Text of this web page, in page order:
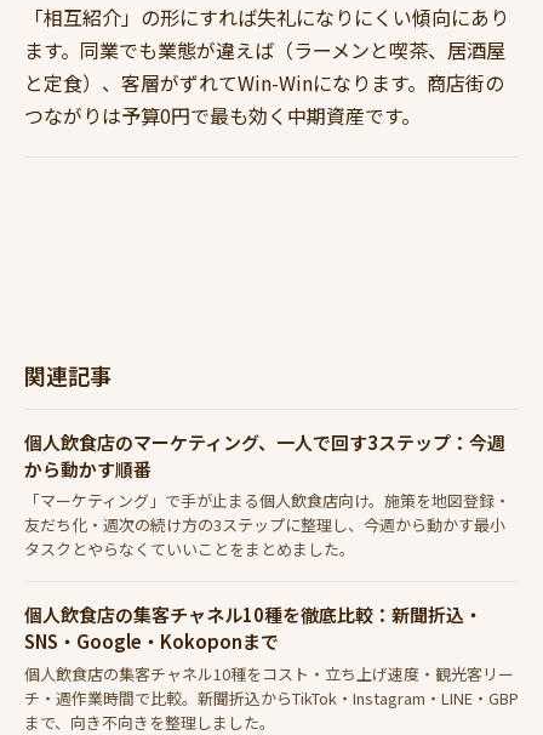
「相互紹介」の形にすれば失礼になりにくい傾向にあり
ます。同業でも業態が違えば（ラーメンと喫茶、居酒屋
と定食）、客層がずれてWin-Winになります。商店街の
つながりは予算0円で最も効く中期資産です。
関連記事
個人飲食店のマーケティング、一人で回す3ステップ：今週
から動かす順番
「マーケティング」で手が止まる個人飲食店向け。施策を地図登録・
友だち化・週次の続け方の3ステップに整理し、今週から動かす最小
タスクとやらなくていいことをまとめました。
個人飲食店の集客チャネル10種を徹底比較：新聞折込・
SNS・Google・Kokoponまで
個人飲食店の集客チャネル10種をコスト・立ち上げ速度・観光客リー
チ・週作業時間で比較。新聞折込からTikTok・Instagram・LINE・GBP
まで、向き不向きを整理しました。